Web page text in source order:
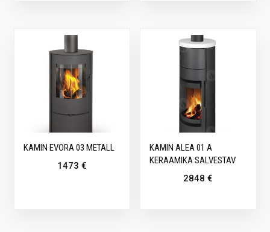
KAMIN EVORA 03 METALL
1473 €
KAMIN ALEA 01 A
KERAAMIKA SALVESTAV
2848€